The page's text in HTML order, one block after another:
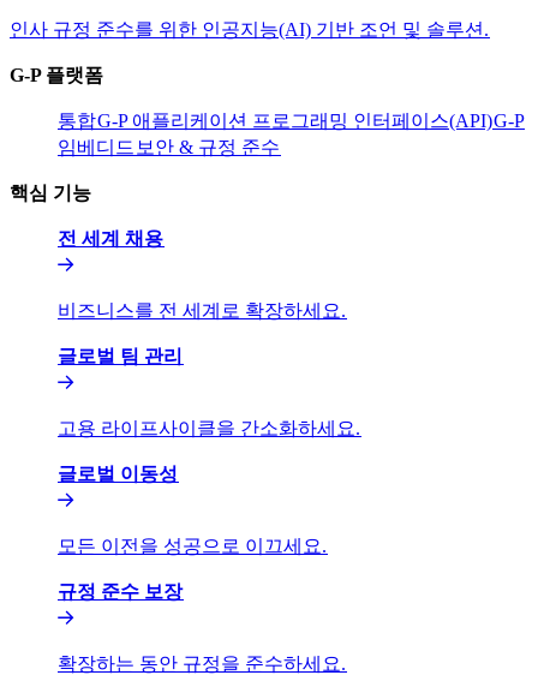
인사 규정 준수를 위한 인공지능(AI) 기반 조언 및 솔루션.​​
G-P 플랫폼​​
통합​​G-P 애플리케이션 프로그래밍 인터페이스(API)​​G-P
임베디드​​ 보안 & 규정 준수​​
핵심 기능​​
전 세계 채용​​
비즈니스를 전 세계로 확장하세요.​​
글로벌 팀 관리​​
고용 라이프사이클을 간소화하세요.​​
글로벌 이동성​​
모든 이전을 성공으로 이끄세요.​​
규정 준수 보장​​
확장하는 동안 규정을 준수하세요.​​